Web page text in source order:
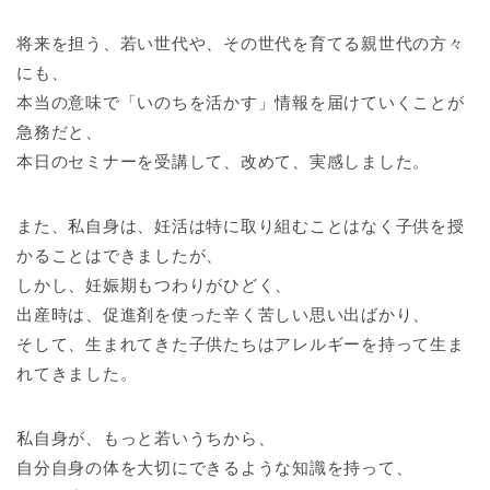
将来を担う、若い世代や、その世代を育てる親世代の方々
にも、
本当の意味で「いのちを活かす」情報を届けていくことが
急務だと、
本日のセミナーを受講して、改めて、実感しました。
また、私自身は、妊活は特に取り組むことはなく子供を授
かることはできましたが、
しかし、妊娠期もつわりがひどく、
出産時は、促進剤を使った辛く苦しい思い出ばかり、
そして、生まれてきた子供たちはアレルギーを持って生ま
れてきました。
私自身が、もっと若いうちから、
自分自身の体を大切にできるような知識を持って、